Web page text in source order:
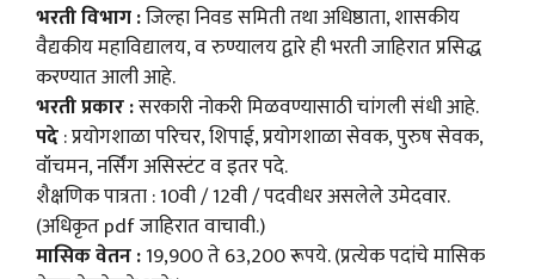
भरती विभाग :जिल्हा निवड समिती तथा अधिष्ठाता, शासकीय
वैद्यकीय महाविद्यालय, व रुण्यालय द्वारे ही भरती जाहिरात प्रसिद्ध
करण्यात आली आहे.
भरती प्रकार :सरकारी नोकरी मिळवण्यासाठी चांगली संधी आहे.
पदे: प्रयोगशाळा परिचर, शिपाई, प्रयोगशाळा सेवक, पुरुष सेवक,
वॉचमन, नर्सिंग असिस्टंट व इतर पदे.
शैक्षणिक पात्रता : 10वी / 12वी / पदवीधर असलेले उमेदवार.
(अधिकृत pdf जाहिरात वाचावी.)
मासिक वेतन :19,900 ते 63,200 रूपये. (प्रत्येक पदांचे मासिक